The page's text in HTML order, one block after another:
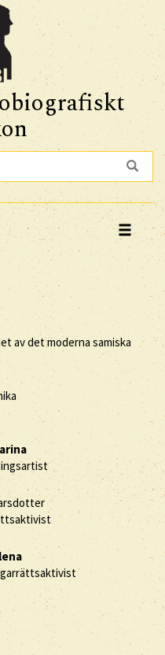
av det moderna samiska